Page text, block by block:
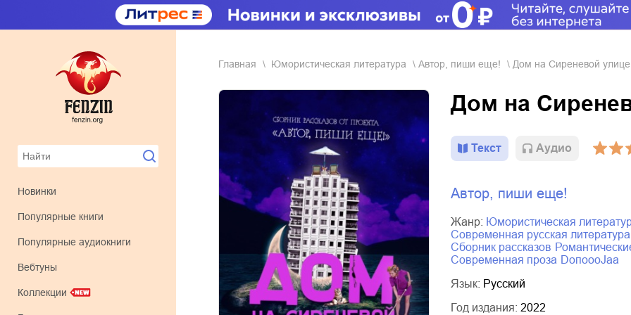
Новинки
Популярные книги
Популярные аудиокниги
Вебтуны
Коллекции
Главная юмористическая литература Автор, пиши еще! Дом на Сиреневой улице
Дом на
Текст Aудио
Автор, пиши еще!
Жанр:
юмористическая
современная русская литература
сборник рассказов
современная проза
DoпоoоJaа
Язык: Русский
Год издания: 2022